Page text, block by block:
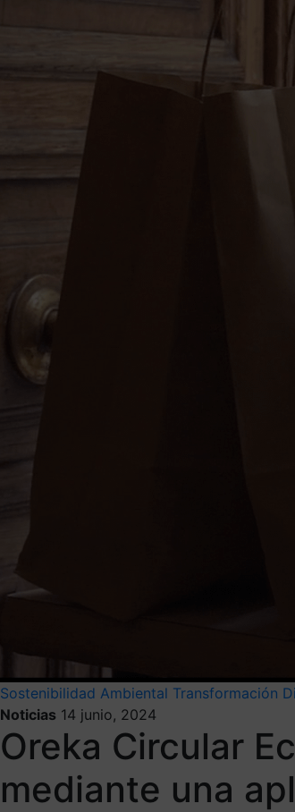
Sostenibilidad Ambiental Transformación
Noticias 14 junio, 2024
Oreka Circular
mediante una